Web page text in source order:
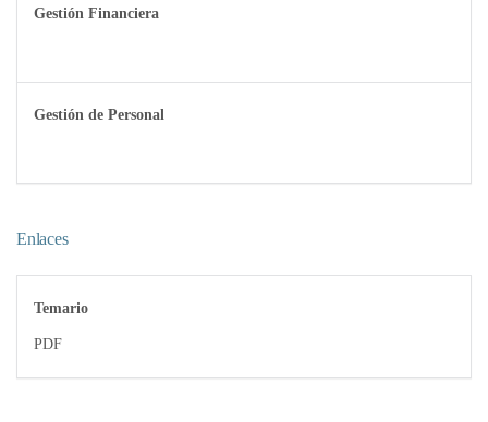
Gestión Financiera
Gestión de Personal
Enlaces
Temario
PDF